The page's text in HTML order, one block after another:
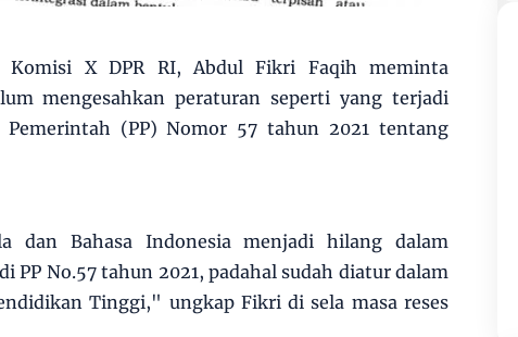
X DPR RI, Abdul Fikri Faqih meminta
mengesahkan peraturan seperti yang terjadi
Pemerintah (PP) Nomor 57 tahun 2021 tentang
dan Bahasa Indonesia menjadi hilang dalam
No.57 tahun 2021, padahal sudah diatur dalam
Tinggi," ungkap Fikri di sela masa reses